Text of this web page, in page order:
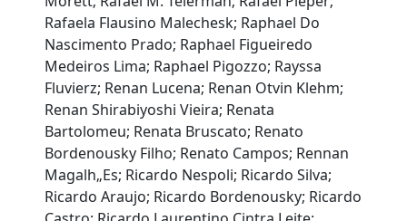
Rafaela Flausino Malechesk; Raphael Do
Nascimento Prado; Raphael Figueiredo
Medeiros Lima; Raphael Pigozzo; Rayssa
Fluvierz; Renan Lucena; Renan Otvin Klehm;
Renan Shirabiyoshi Vieira; Renata
Bartolomeu; Renata Bruscato; Renato
Bordenousky Filho; Renato Campos; Rennan
Magalh„Es; Ricardo Nespoli; Ricardo Silva;
Ricardo Araujo; Ricardo Bordenousky; Ricardo